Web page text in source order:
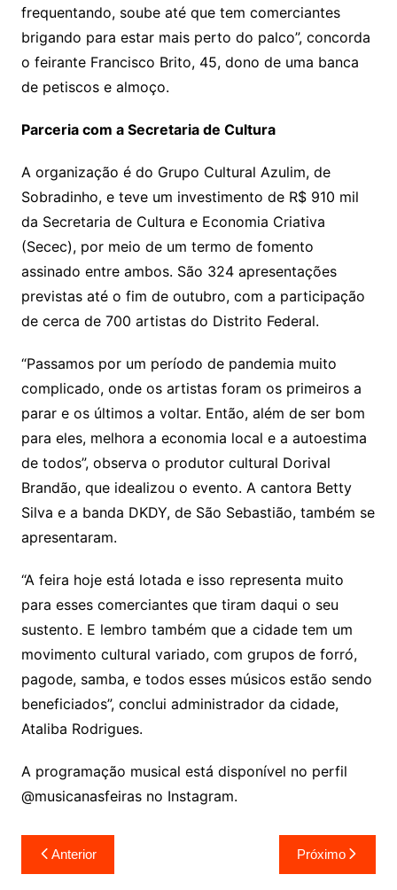
frequentando, soube até que tem comerciantes
brigando para estar mais perto do palco”, concorda
o feirante Francisco Brito, 45, dono de uma banca
de petiscos e almoço.
Parceria com a Secretaria de Cultura
A organização é do Grupo Cultural Azulim, de
Sobradinho, e teve um investimento de R$ 910 mil
da Secretaria de Cultura e Economia Criativa
(Secec), por meio de um termo de fomento
assinado entre ambos. São 324 apresentações
previstas até o fim de outubro, com a participação
de cerca de 700 artistas do Distrito Federal.
“Passamos por um período de pandemia muito
complicado, onde os artistas foram os primeiros a
parar e os últimos a voltar. Então, além de ser bom
para eles, melhora a economia local e a autoestima
de todos”, observa o produtor cultural Dorival
Brandão, que idealizou o evento. A cantora Betty
Silva e a banda DKDY, de São Sebastião, também se
apresentaram.
“A feira hoje está lotada e isso representa muito
para esses comerciantes que tiram daqui o seu
sustento. E lembro também que a cidade tem um
movimento cultural variado, com grupos de forró,
pagode, samba, e todos esses músicos estão sendo
beneficiados”, conclui administrador da cidade,
Ataliba Rodrigues.
A programação musical está disponível no perfil
@musicanasfeiras no Instagram.
Navegação
de
Anterior Próximo